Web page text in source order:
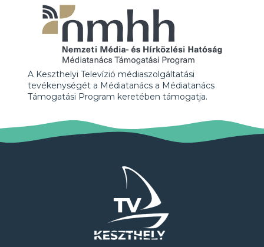
A Keszthelyi Televízió médiaszolgáltatási
tevékenységét a Médiatanács a Médiatanács
Támogatási Program keretében támogatja.